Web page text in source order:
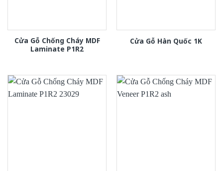
Cửa Gỗ Chống Cháy MDF
Laminate P1R2
Cửa Gỗ Hàn Quốc 1K